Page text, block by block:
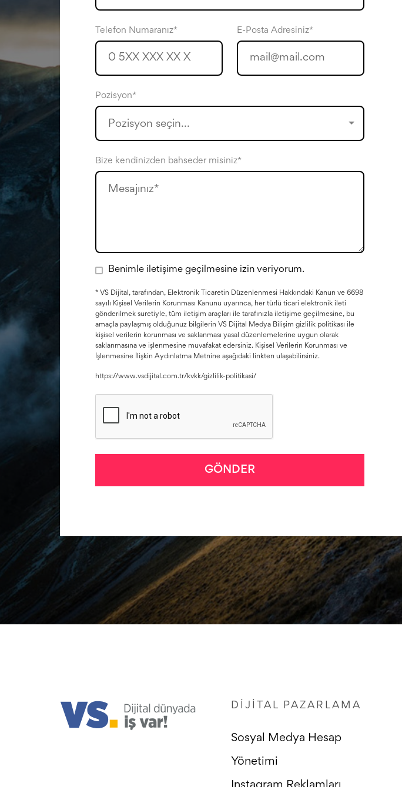
Telefon Numaranız* E-Posta Adresiniz*
Pozisyon*
Bize kendinizden bahseder misiniz*
Benimle iletişime geçilmesine izin veriyorum.
* VS Dijital, tarafından, Elektronik Ticaretin Düzenlenmesi Hakkındaki Kanun ve 6698
sayılı Kişisel Verilerin Korunması Kanunu uyarınca, her türlü ticari elektronik ileti
gönderilmek suretiyle, tüm iletişim araçları ile tarafınızla iletişime geçilmesine, bu
amaçla paylaşmış olduğunuz bilgilerin VS Dijital Medya Bilişim gizlilik politikası ile
kişisel verilerin korunması ve saklanması yasal düzenlemelerine uygun olarak
saklanmasına ve işlenmesine muvafakat edersiniz. Kişisel Verilerin Korunması ve
İşlenmesine İlişkin Aydınlatma Metnine aşağıdaki linkten ulaşabilirsiniz.
https://www.vsdijital.com.tr/kvkk/gizlilik-politikasi/
GÖNDER
DIJITAL PAZARLAMA
Sosyal Medya Hesap
Yönetimi